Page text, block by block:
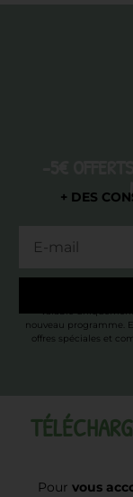
+ DES
* Valable
nouveau programme.
offres spéciales et
Pour vous